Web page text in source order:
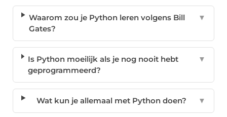
Waarom zou je Python leren volgens Bill
Gates?
▼
Is Python moeilijk als je nog nooit hebt
geprogrammeerd?
▼
Wat kun je allemaal met Python doen? ▼